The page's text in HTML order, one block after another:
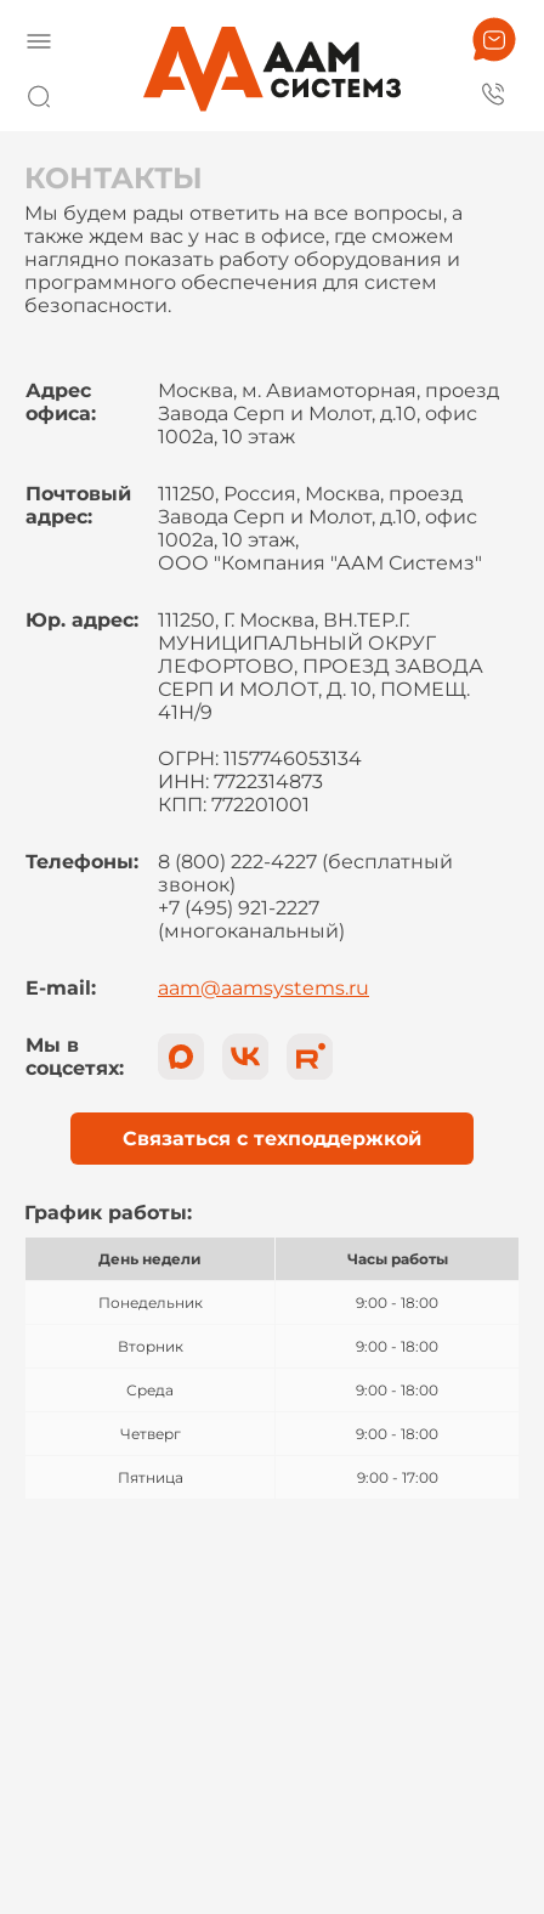
КОНТАКТЫ
Мы будем рады ответить на все вопросы, а
также ждем вас у нас в офисе, где сможем
наглядно показать работу оборудования и
программного обеспечения для систем
безопасности.
Адрес
офиса:
Москва, м. Авиамоторная, проезд
Завода Серп и Молот, д.10, офис
1002а, 10 этаж
Почтовый
адрес:
111250, Россия, Москва, проезд
Завода Серп и Молот, д.10, офис
1002а, 10 этаж,
ООО "Компания "ААМ Системз"
Юр. адрес:
111250, Г. Москва, ВН.ТЕР.Г.
МУНИЦИПАЛЬНЫЙ ОКРУГ
ЛЕФОРТОВО, ПРОЕЗД ЗАВОДА
СЕРП И МОЛОТ, Д. 10, ПОМЕЩ.
41Н/9
ОГРН: 1157746053134
ИНН: 7722314873
КПП: 772201001
Телефоны:
8 (800) 222-4227 (бесплатный
звонок)
+7 (495) 921-2227
(многоканальный)
E-mail: aam@aamsystems.ru
Мы в
соцсетях:
Связаться с техподдержкой
График работы:
День недели Часы работы
Понедельник 9:00 - 18:00
Вторник 9:00 - 18:00
Среда 9:00 - 18:00
Четверг 9:00 - 18:00
Пятница 9:00 - 17:00